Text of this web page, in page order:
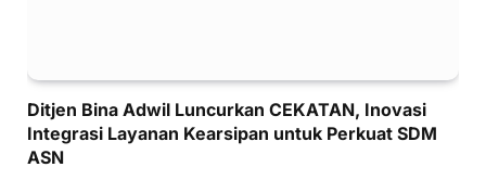
Ditjen Bina Adwil Luncurkan CEKATAN, Inovasi
Integrasi Layanan Kearsipan untuk Perkuat SDM
ASN